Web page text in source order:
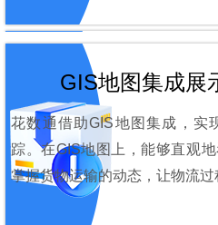
GIS地图集成展
花数通借助GIS地图集成，实
踪。在GIS地图上，能够直观
掌握货物运输的动态，让物流过